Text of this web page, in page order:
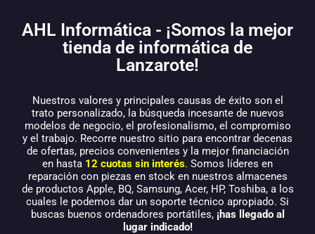
AHL Informática - ¡Somos la mejor
tienda de informática de
Lanzarote!
Nuestros valores y principales causas de éxito son el
trato personalizado, la búsqueda incesante de nuevos
modelos de negocio, el profesionalismo, el compromiso
y el trabajo. Recorre nuestro sitio para encontrar decenas
de ofertas, precios convenientes y la mejor financiación
en hasta 12 cuotas sin interés. Somos líderes en
reparación con piezas en stock en nuestros almacenes
de productos Apple, BQ, Samsung, Acer, HP, Toshiba, a los
cuales le podemos dar un soporte técnico apropiado. Si
buscas buenos ordenadores portátiles, ¡has llegado al
lugar indicado!